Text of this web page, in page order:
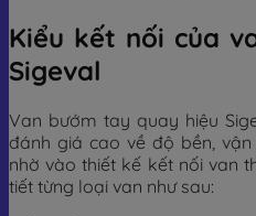
Kiểu kết nối của
Sigeval
Van bướm tay quay hiệu
đánh giá cao về độ bền,
nhờ vào thiết kế kết nối van
tiết từng loại van như sau: